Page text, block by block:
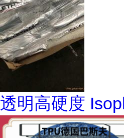
透明高硬度